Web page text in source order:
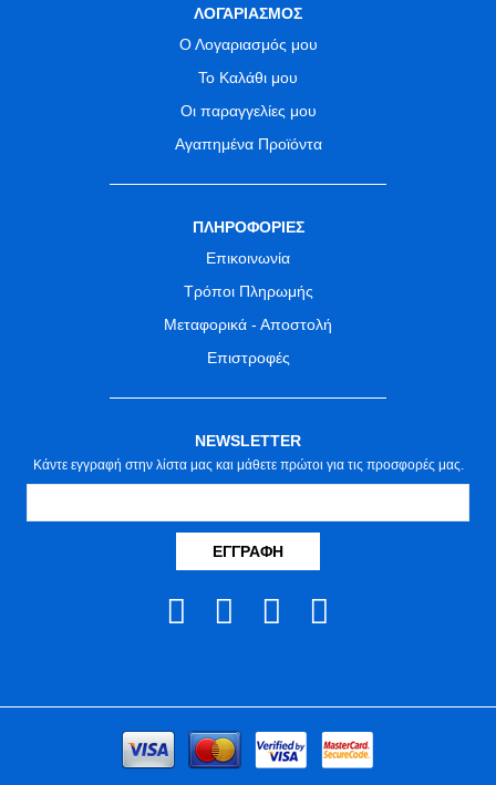
ΛΟΓΑΡΙΑΣΜΟΣ
Ο Λογαριασμός μου
Το Καλάθι μου
Οι παραγγελίες μου
Αγαπημένα Προϊόντα
ΠΛΗΡΟΦΟΡΙΕΣ
Επικοινωνία
Τρόποι Πληρωμής
Μεταφορικά - Αποστολή
Επιστροφές
NEWSLETTER
Κάντε εγγραφή στην λίστα μας και μάθετε πρώτοι για τις προσφορές μας.
ΕΓΓΡΑΦΉ